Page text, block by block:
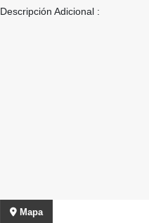
Descripción Adicional :
Mapa